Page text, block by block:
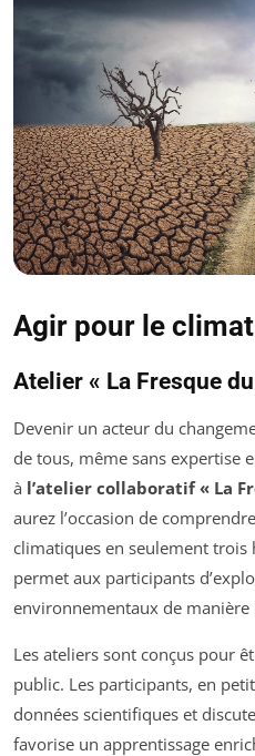
Agir pour le climat
Atelier « La Fresque
Devenir un acteur du
de tous, même sans expertise
à l’atelier collaboratif « La
aurez l’occasion de
climatiques en seulement trois
permet aux participants
environnementaux de
Les ateliers sont conçus pour
public. Les participants, en
données scientifiques et
favorise un apprentissage